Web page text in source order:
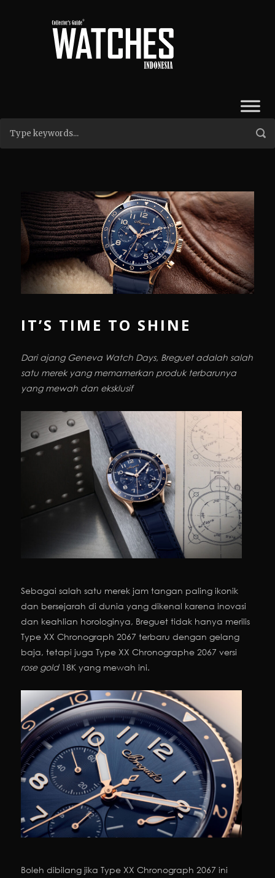
IT’S TIME TO SHINE
Dari ajang Geneva Watch Days, Breguet adalah salah
satu merek yang memamerkan produk terbarunya
yang mewah dan eksklusif
Sebagai salah satu merek jam tangan paling ikonik
dan bersejarah di dunia yang dikenal karena inovasi
dan keahlian horologinya, Breguet tidak hanya merilis
Type XX Chronograph 2067 terbaru dengan gelang
baja, tetapi juga Type XX Chronographe 2067 versi
rose gold18K yang mewah ini.
Boleh dibilang jika Type XX Chronograph 2067 ini